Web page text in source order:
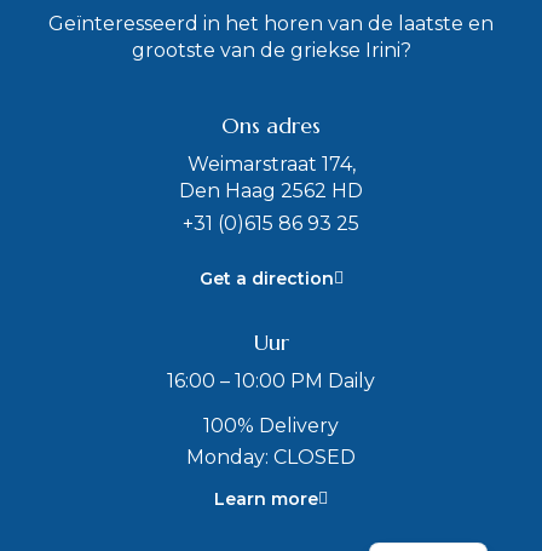
Geïnteresseerd in het horen van de laatste en
grootste van de griekse Irini?
Ons adres
Weimarstraat 174,
Den Haag 2562 HD
+31 (0)615 86 93 25
Get a direction
Uur
16:00 – 10:00 PM Daily
100% Delivery
Monday: CLOSED
Learn more